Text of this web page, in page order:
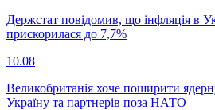
Держстат повідомив, що інфляція в
прискорилася до 7,7%
10.08
Великобританія хоче поширити
Україну та партнерів поза НАТО